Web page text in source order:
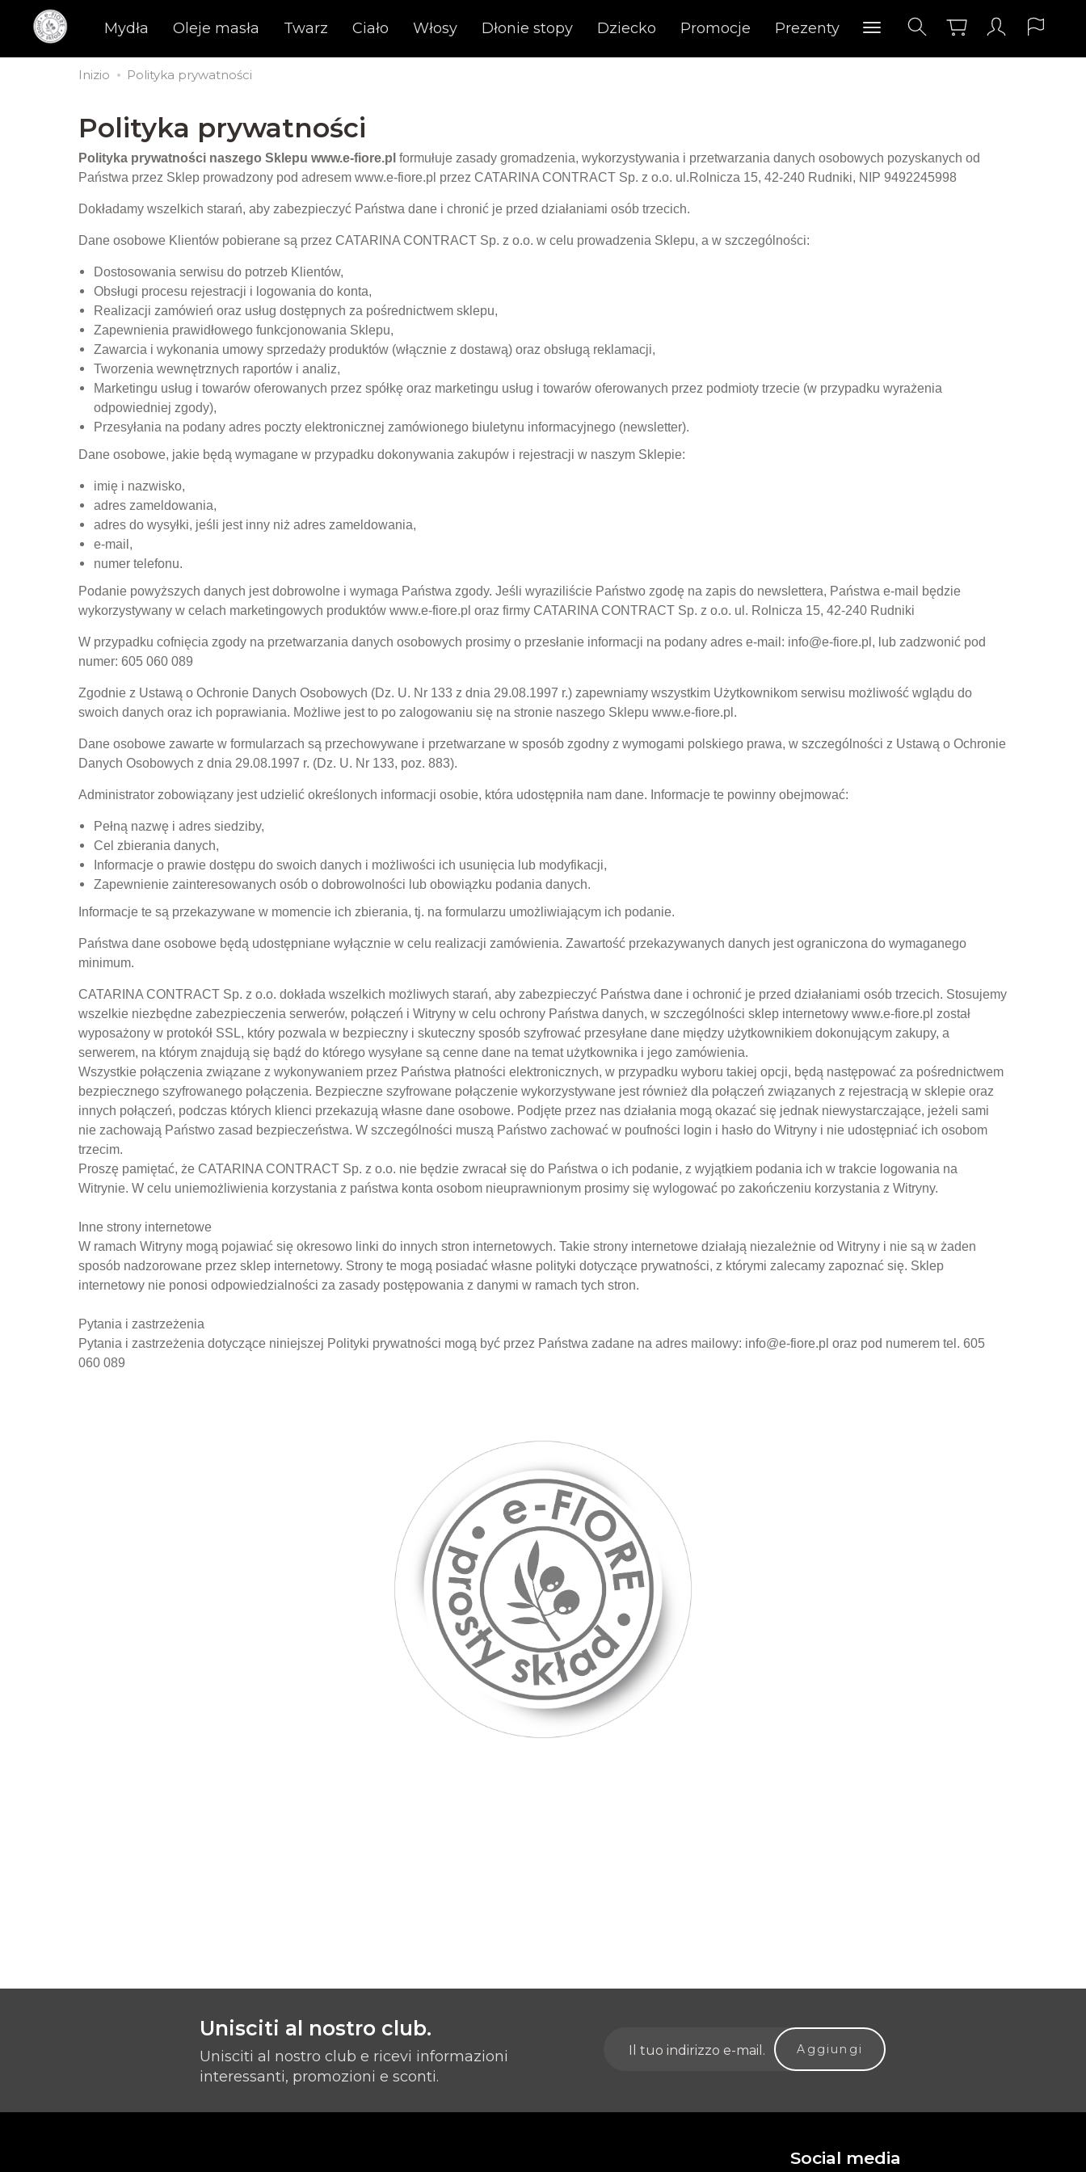
Mydła Oleje masła Twarz Ciało Włosy Dłonie stopy Dziecko Promocje Prezenty
Inizio Polityka prywatności
Polityka prywatności
Polityka prywatności naszego Sklepu www.e-fiore.pl formułuje zasady gromadzenia, wykorzystywania i przetwarzania danych osobowych pozyskanych od
Państwa przez Sklep prowadzony pod adresem www.e-fiore.pl przez CATARINA CONTRACT Sp. z o.o. ul.Rolnicza 15, 42-240 Rudniki, NIP 9492245998
Dokładamy wszelkich starań, aby zabezpieczyć Państwa dane i chronić je przed działaniami osób trzecich.
Dane osobowe Klientów pobierane są przez CATARINA CONTRACT Sp. z o.o. w celu prowadzenia Sklepu, a w szczególności:
Dostosowania serwisu do potrzeb Klientów,
Obsługi procesu rejestracji i logowania do konta,
Realizacji zamówień oraz usług dostępnych za pośrednictwem sklepu,
Zapewnienia prawidłowego funkcjonowania Sklepu,
Zawarcia i wykonania umowy sprzedaży produktów (włącznie z dostawą) oraz obsługą reklamacji,
Tworzenia wewnętrznych raportów i analiz,
Marketingu usług i towarów oferowanych przez spółkę oraz marketingu usług i towarów oferowanych przez podmioty trzecie (w przypadku wyrażenia
odpowiedniej zgody),
Przesyłania na podany adres poczty elektronicznej zamówionego biuletynu informacyjnego (newsletter).
Dane osobowe, jakie będą wymagane w przypadku dokonywania zakupów i rejestracji w naszym Sklepie:
imię i nazwisko,
adres zameldowania,
adres do wysyłki, jeśli jest inny niż adres zameldowania,
e-mail,
numer telefonu.
Podanie powyższych danych jest dobrowolne i wymaga Państwa zgody. Jeśli wyraziliście Państwo zgodę na zapis do newslettera, Państwa e-mail będzie
wykorzystywany w celach marketingowych produktów www.e-fiore.pl oraz firmy CATARINA CONTRACT Sp. z o.o. ul. Rolnicza 15, 42-240 Rudniki
W przypadku cofnięcia zgody na przetwarzania danych osobowych prosimy o przesłanie informacji na podany adres e-mail: info@e-fiore.pl, lub zadzwonić pod
numer: 605 060 089
Zgodnie z Ustawą o Ochronie Danych Osobowych (Dz. U. Nr 133 z dnia 29.08.1997 r.) zapewniamy wszystkim Użytkownikom serwisu możliwość wglądu do
swoich danych oraz ich poprawiania. Możliwe jest to po zalogowaniu się na stronie naszego Sklepu www.e-fiore.pl.
Dane osobowe zawarte w formularzach są przechowywane i przetwarzane w sposób zgodny z wymogami polskiego prawa, w szczególności z Ustawą o Ochronie
Danych Osobowych z dnia 29.08.1997 r. (Dz. U. Nr 133, poz. 883).
Administrator zobowiązany jest udzielić określonych informacji osobie, która udostępniła nam dane. Informacje te powinny obejmować:
Pełną nazwę i adres siedziby,
Cel zbierania danych,
Informacje o prawie dostępu do swoich danych i możliwości ich usunięcia lub modyfikacji,
Zapewnienie zainteresowanych osób o dobrowolności lub obowiązku podania danych.
Informacje te są przekazywane w momencie ich zbierania, tj. na formularzu umożliwiającym ich podanie.
Państwa dane osobowe będą udostępniane wyłącznie w celu realizacji zamówienia. Zawartość przekazywanych danych jest ograniczona do wymaganego
minimum.
CATARINA CONTRACT Sp. z o.o. dokłada wszelkich możliwych starań, aby zabezpieczyć Państwa dane i ochronić je przed działaniami osób trzecich. Stosujemy
wszelkie niezbędne zabezpieczenia serwerów, połączeń i Witryny w celu ochrony Państwa danych, w szczególności sklep internetowy www.e-fiore.pl został
wyposażony w protokół SSL, który pozwala w bezpieczny i skuteczny sposób szyfrować przesyłane dane między użytkownikiem dokonującym zakupy, a
serwerem, na którym znajdują się bądź do którego wysyłane są cenne dane na temat użytkownika i jego zamówienia.
Wszystkie połączenia związane z wykonywaniem przez Państwa płatności elektronicznych, w przypadku wyboru takiej opcji, będą następować za pośrednictwem
bezpiecznego szyfrowanego połączenia. Bezpieczne szyfrowane połączenie wykorzystywane jest również dla połączeń związanych z rejestracją w sklepie oraz
innych połączeń, podczas których klienci przekazują własne dane osobowe. Podjęte przez nas działania mogą okazać się jednak niewystarczające, jeżeli sami
nie zachowają Państwo zasad bezpieczeństwa. W szczególności muszą Państwo zachować w poufności login i hasło do Witryny i nie udostępniać ich osobom
trzecim.
Proszę pamiętać, że CATARINA CONTRACT Sp. z o.o. nie będzie zwracał się do Państwa o ich podanie, z wyjątkiem podania ich w trakcie logowania na
Witrynie. W celu uniemożliwienia korzystania z państwa konta osobom nieuprawnionym prosimy się wylogować po zakończeniu korzystania z Witryny.
Inne strony internetowe
W ramach Witryny mogą pojawiać się okresowo linki do innych stron internetowych. Takie strony internetowe działają niezależnie od Witryny i nie są w żaden
sposób nadzorowane przez sklep internetowy. Strony te mogą posiadać własne polityki dotyczące prywatności, z którymi zalecamy zapoznać się. Sklep
internetowy nie ponosi odpowiedzialności za zasady postępowania z danymi w ramach tych stron.
Pytania i zastrzeżenia
Pytania i zastrzeżenia dotyczące niniejszej Polityki prywatności mogą być przez Państwa zadane na adres mailowy: info@e-fiore.pl oraz pod numerem tel. 605
060 089
Unisciti al nostro club.
Unisciti al nostro club e ricevi informazioni
interessanti, promozioni e sconti.
Social media